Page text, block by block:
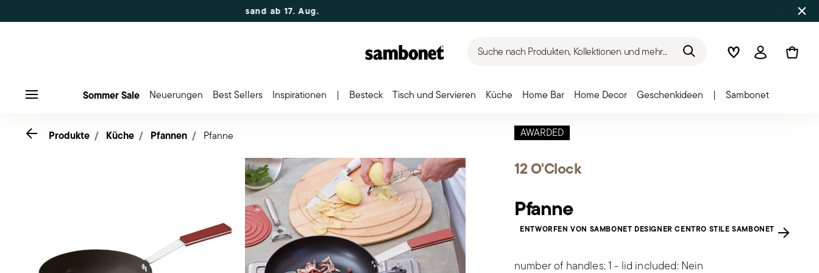
Rabatt | Bestellungen 7.–16. Aug.: Versand ab 17. Aug.
Suche nach Produkten, Kollektionen und mehr... WishlistAnmelden
Sommer Sale Neuerungen Best Sellers Inspirationen | Besteck Tisch und Servieren Küche Home Bar Home Decor Geschenkideen | Sambonet
AWARDED
12 O'Clock
Pfanne
ENTWORFEN VON SAMBONET DESIGNER CENTRO STILE SAMBONET
number of handles: 1 - lid included: Nein
Go back
Produkte Küche Pfannen Pfanne